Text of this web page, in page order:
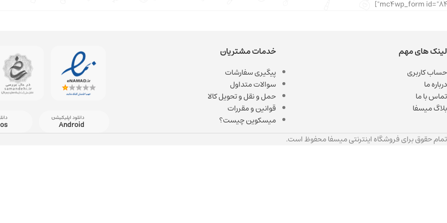
لینک های مهم
حساب کاربری
درباره ما
تماس با ما
بلاگ میسفا
خدمات مشتریان
پیگیری سفارشات
سوالات متداول
حمل و نقل و تحویل کالا
قوانین و مقررات
میسکوین چیست؟
دانلود اپلیکیشن
Android
تمام حقوق برای فروشگاه اینترنتی میسفا محفوظ است.